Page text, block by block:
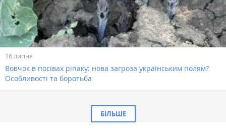
16 липня
Вовчок в посівах ріпаку: нова загроза українським полям?
Особливості та боротьба
БІЛЬШЕ